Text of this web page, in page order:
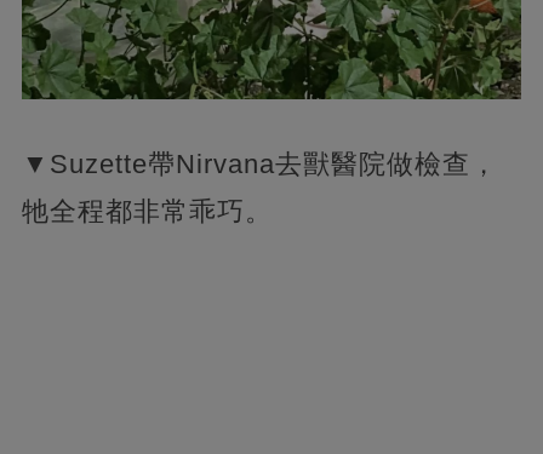
▼Suzette帶Nirvana去獸醫院做檢查，
牠全程都非常乖巧。